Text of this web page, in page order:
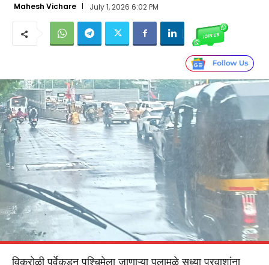
Mahesh Vichare July 1, 2026 6:02 PM
विक्रोळी पूर्वेकडून पश्चिमेला जाणाऱ्या पुलामुळे सध्या प्रवाशांना